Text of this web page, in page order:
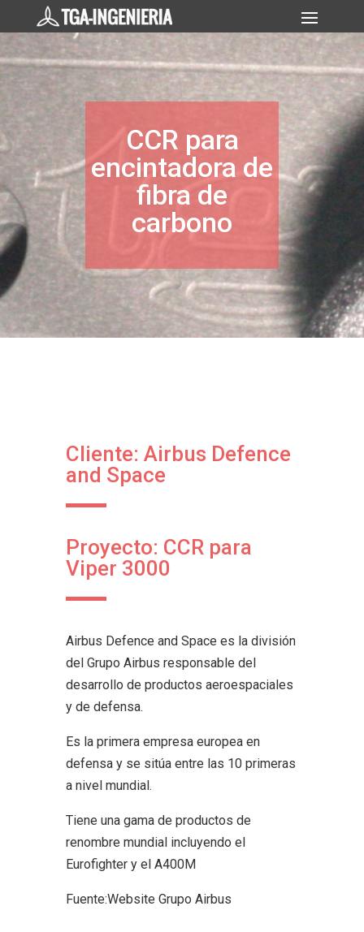
CCR para
encintadora de
fibra de
carbono
Cliente: Airbus Defence
and Space
Proyecto: CCR para
Viper 3000
Airbus Defence and Space es la división
del Grupo Airbus responsable del
desarrollo de productos aeroespaciales
y de defensa.
Es la primera empresa europea en
defensa y se sitúa entre las 10 primeras
a nivel mundial.
Tiene una gama de productos de
renombre mundial incluyendo el
Eurofighter y el A400M
Fuente:Website Grupo Airbus